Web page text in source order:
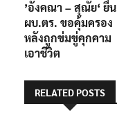
เรื่อง
post:
’อังคณา – สุณัย‘ ยื่น
ผบ.ตร. ขอคุ้มครอง
หลังถูกข่มขู่คุกคาม
เอาชีวิต
RELATED POSTS